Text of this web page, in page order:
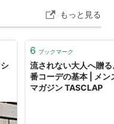
、どことなくおしゃ
しい一冊です。 オー
もっと見る
6 ブックマーク
流されない大人へ贈
番コーデの基本 | メン
マガジン TASCLAP